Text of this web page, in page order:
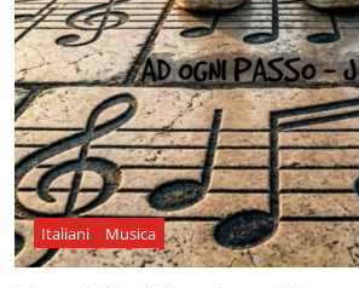
Italiani Musica